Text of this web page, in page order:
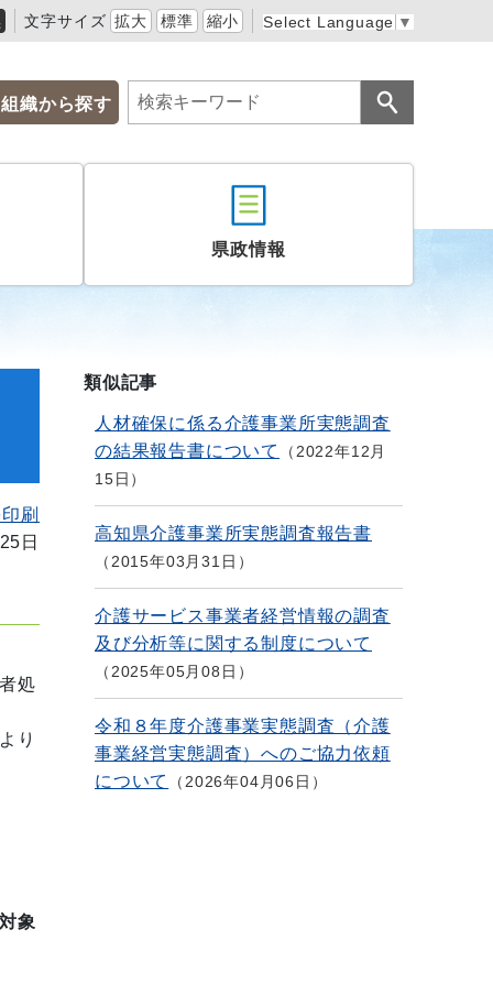
文字サイズ 拡大 標準 縮小 Select Language ▼
組織から探す
県政情報
刷
日
処
り
象
類似記事
人材確保に係る介護事業所実態調査
の結果報告書について
2022年12月
15日
高知県介護事業所実態調査報告書
2015年03月31日
介護サービス事業者経営情報の調査
及び分析等に関する制度について
2025年05月08日
令和８年度介護事業実態調査（介護
事業経営実態調査）へのご協力依頼
について
2026年04月06日